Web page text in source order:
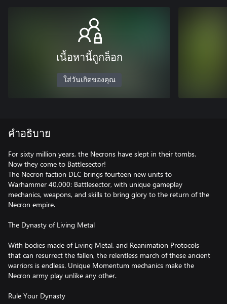
เนื้อหานี้ถูกล็อก
ใส่วันเกิดของคุณ
คำอธิบาย
For sixty million years, the Necrons have slept in their tombs.
Now they come to Battlesector!
The Necron faction DLC brings fourteen new units to
Warhammer 40,000: Battlesector, with unique gameplay
mechanics, weapons, and skills to bring glory to the return of the
Necron empire.
The Dynasty of Living Metal
With bodies made of Living Metal, and Reanimation Protocols
that can resurrect the fallen, the relentless march of these ancient
warriors is endless. Unique Momentum mechanics make the
Necron army play unlike any other.
Rule Your Dynasty